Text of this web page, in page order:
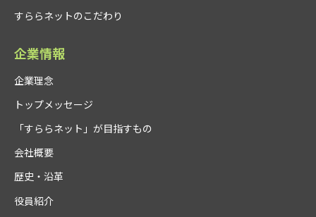
すららネットのこだわり
企業情報
企業理念
トップメッセージ
「すららネット」が目指すもの
会社概要
歴史・沿革
役員紹介